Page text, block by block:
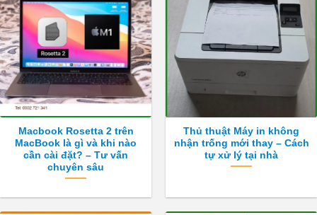
Macbook Rosetta 2 trên
MacBook là gì và khi nào
cần cài đặt? – Tư vấn
chuyên sâu
Thủ thuật Máy in không
nhận trống mới thay – Cách
tự xử lý tại nhà